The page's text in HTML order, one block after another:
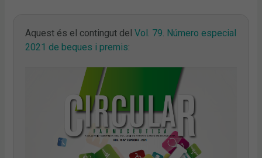
Aquest és el contingut delVol. 79. Número especial
2021 de beques i premis: